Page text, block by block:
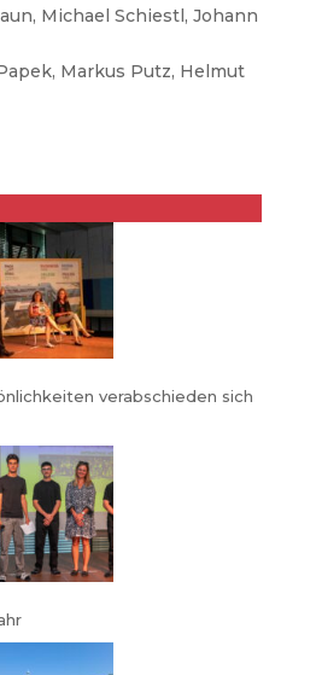
Michael Schiestl, Johann
Markus Putz, Helmut
verabschieden sich